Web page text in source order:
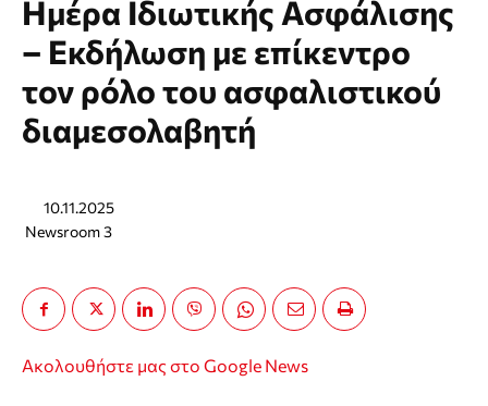
Ημέρα Ιδιωτικής Ασφάλισης
– Εκδήλωση με επίκεντρο
τον ρόλο του ασφαλιστικού
διαμεσολαβητή
10.11.2025
Newsroom 3
Ακολουθήστε μας στο Google News